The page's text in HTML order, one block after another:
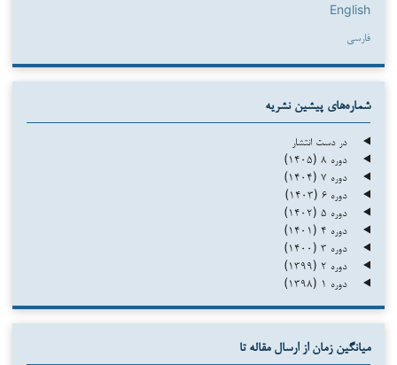
English
فارسی
شماره‌های پیشین نشریه
در دست انتشار
دوره ۸ (۱۴۰۵)
دوره ۷ (۱۴۰۴)
دوره ۶ (۱۴۰۳)
دوره ۵ (۱۴۰۲)
دوره ۴ (۱۴۰۱)
دوره ۳ (۱۴۰۰)
دوره ۲ (۱۳۹۹)
دوره ۱ (۱۳۹۸)
میانگین زمان از ارسال مقاله تا